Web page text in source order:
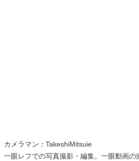
カメラマン：TakeshiMitsuie
一眼レフでの写真撮影・編集。一眼動画の